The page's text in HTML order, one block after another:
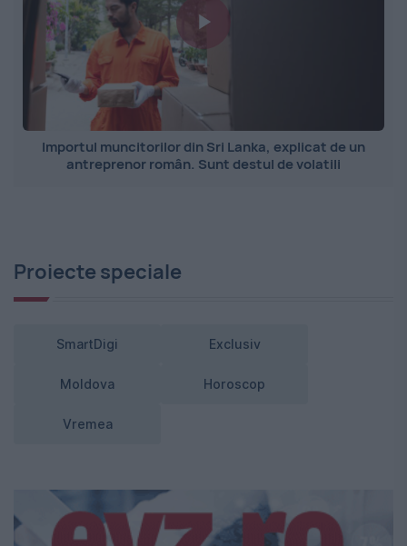
Importul muncitorilor din Sri Lanka, explicat de un
antreprenor român. Sunt destul de volatili
Proiecte speciale
SmartDigi Exclusiv
Moldova Horoscop
Vremea